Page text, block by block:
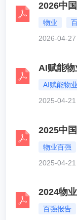
2026中
物业
2026-04-
AI赋能
AI赋能物业
2025-04-
2025中
物业百强
2025-04-
2024物
百强报告